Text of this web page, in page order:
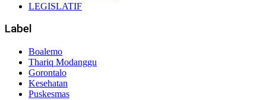
LEGISLATIF
Label
Boalemo
Thariq Modanggu
Gorontalo
Kesehatan
Puskesmas